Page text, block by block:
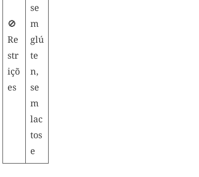
🚫
Re
str
içõ
es
se
m
glú
te
n,
se
m
lac
tos
e